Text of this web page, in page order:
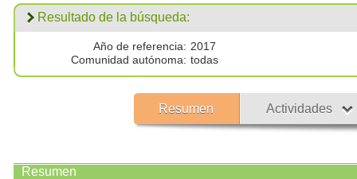
establecidos en el Anexo II “Lista de
Sustancias” del Real Decreto
508/2007, de 20 de abril, que regula
el suministro de información sobre
emisiones del Reglamento E - PRTR
y de las autorizaciones ambientales
integradas.
Los datos publicados respecto al
todas las
emisiones por encima de cero
Resultado de la búsqueda:
Año de referencia: 2017
Comunidad autónoma: todas
Resumen Actividades
Resumen